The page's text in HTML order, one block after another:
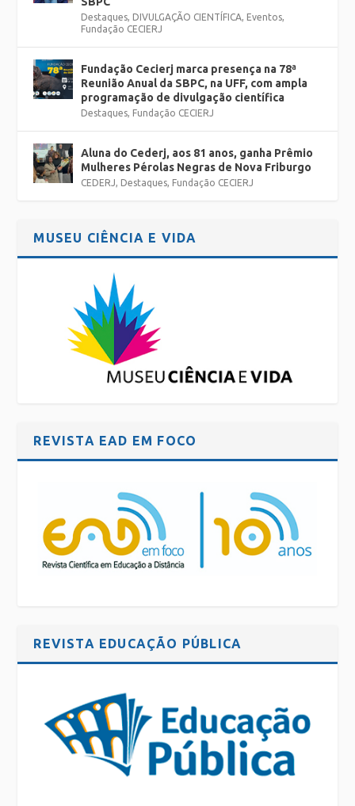
Destaques DIVULGAÇÃO CIENTÍFICA Eventos
Fundação CECIERJ
Fundação Cecierj marca presença na 78ª
Reunião Anual da SBPC, na UFF, com ampla
programação de divulgação científica
Destaques Fundação CECIERJ
Aluna do Cederj, aos 81 anos, ganha Prêmio
Mulheres Pérolas Negras de Nova Friburgo
CEDERJ Destaques Fundação CECIERJ
MUSEU CIÊNCIA E VIDA
REVISTA EAD EM FOCO
REVISTA EDUCAÇÃO PÚBLICA